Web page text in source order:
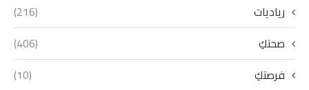
رياديات
(216)
صحتكِ
(406)
فرصتكِ
(10)